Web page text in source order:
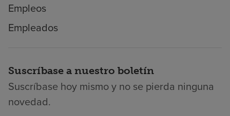
Empleos
Empleados
Suscríbase a nuestro boletín
Suscríbase hoy mismo y no se pierda ninguna
novedad.